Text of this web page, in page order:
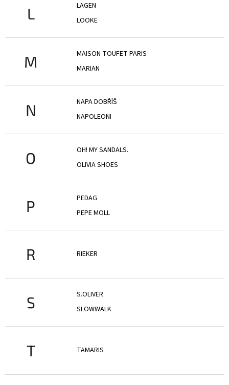
L
LAGEN
LOOKE
M
MAISON TOUFET PARIS
MARIAN
N
NAPA DOBŘÍŠ
NAPOLEONI
O
OH! MY SANDALS.
OLIVIA SHOES
P
PEDAG
PEPE MOLL
R RIEKER
S
S.OLIVER
SLOWWALK
T TAMARIS